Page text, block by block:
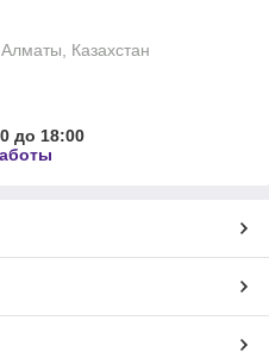
Казахстан
до 18:00